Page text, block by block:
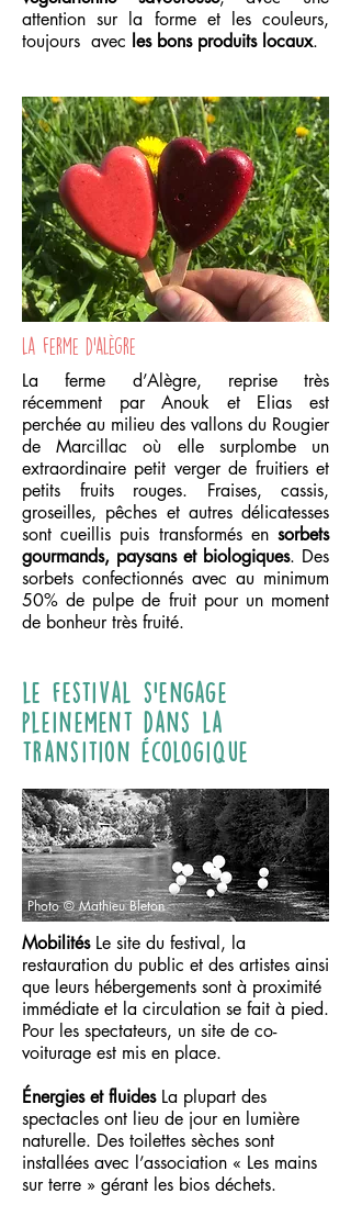
attention sur la forme et les couleurs,
toujours avec les bons produits locaux.
La ferme d'alègre
La ferme d’Alègre, reprise très
récemment par Anouk et Elias est
perchée au milieu des vallons du Rougier
de Marcillac où elle surplombe un
extraordinaire petit verger de fruitiers et
petits fruits rouges. Fraises, cassis,
groseilles, pêches et autres délicatesses
sont cueillis puis transformés en sorbets
gourmands, paysans et biologiques. Des
sorbets confectionnés avec au minimum
50% de pulpe de fruit pour un moment
de bonheur très fruité.
le festival s’engage
pleinement dans la
transition écologique
Photo © Mathieu Bleton
Mobilités Le site du festival, la
restauration du public et des artistes ainsi
que leurs hébergements sont à proximité
immédiate et la circulation se fait à pied.
Pour les spectateurs, un site de co-
voiturage est mis en place.
Énergies et fluidesLa plupart des
spectacles ont lieu de jour en lumière
naturelle. Des toilettes sèches sont
installées avec l’association « Les mains
sur terre » gérant les bios déchets.